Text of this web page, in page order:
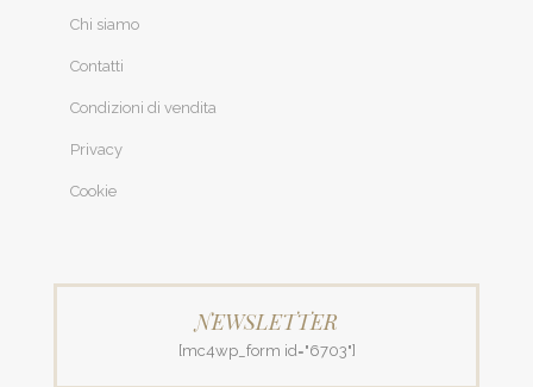
Chi siamo
Contatti
Condizioni di vendita
Privacy
Cookie
NEWSLETTER
[mc4wp_form id="6703"]